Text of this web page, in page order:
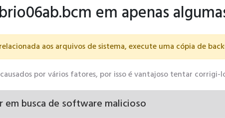
em apenas
aos arquivos de sistema, execute uma cópia de
​​por vários fatores, por isso é vantajoso tentar corrigi-
em busca de software malicioso